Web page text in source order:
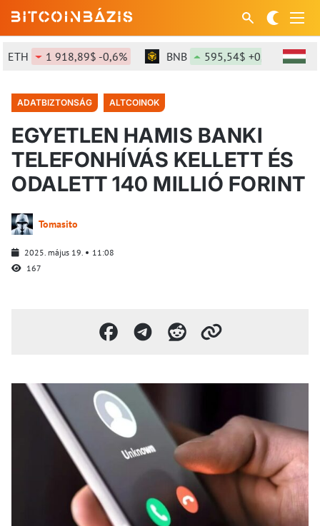
1 918,89$ -0,6% BNB 595,54$ +0,61% SOL
ADATBIZTONSÁG ALTCOINOK
EGYETLEN HAMIS BANKI
TELEFONHÍVÁS KELLETT ÉS
ODALETT 140 MILLIÓ FORINT
Tomasito
2025. május 19.
11:08
167